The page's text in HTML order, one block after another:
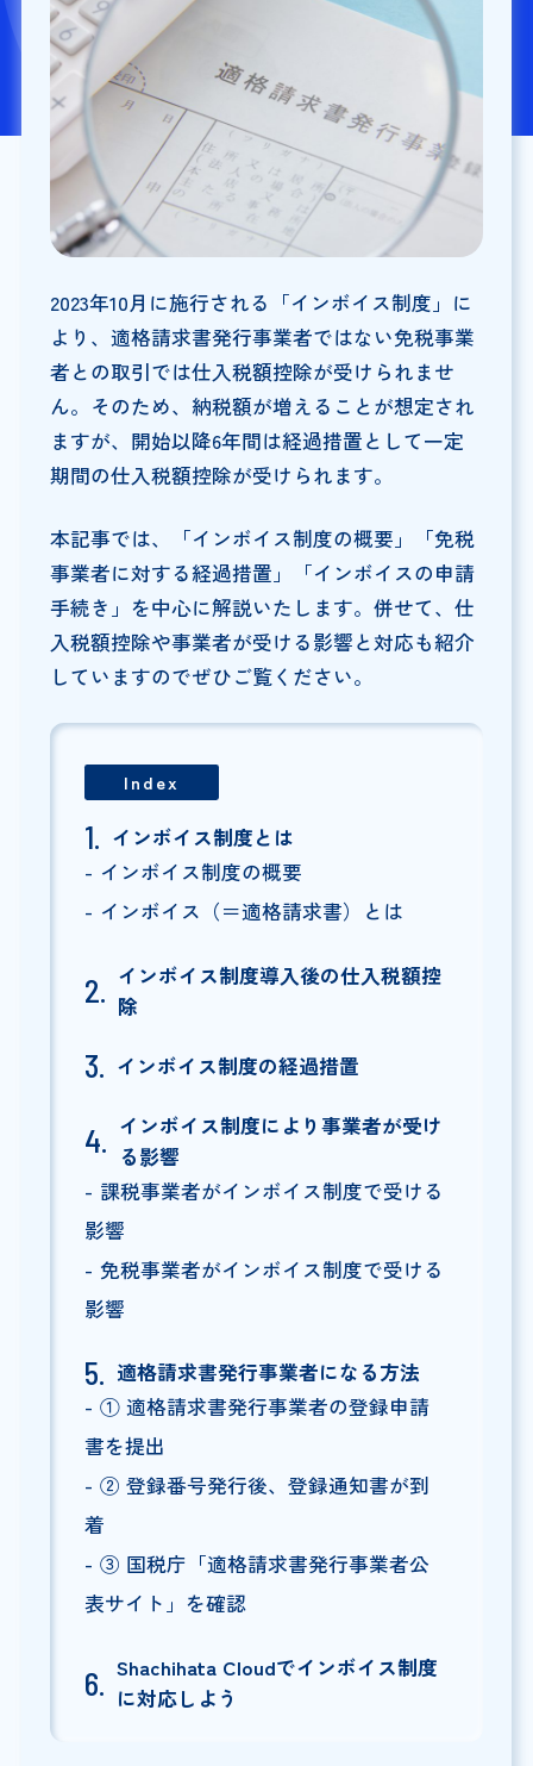
2023年10月に施行される「インボイス制度」に
より、適格請求書発行事業者ではない免税事業
者との取引では仕入税額控除が受けられませ
ん。そのため、納税額が増えることが想定され
ますが、開始以降6年間は経過措置として一定
期間の仕入税額控除が受けられます。
本記事では、「インボイス制度の概要」「免税
事業者に対する経過措置」「インボイスの申請
手続き」を中心に解説いたします。併せて、仕
入税額控除や事業者が受ける影響と対応も紹介
していますのでぜひご覧ください。
Index
インボイス制度とは
インボイス制度の概要
インボイス（＝適格請求書）とは
インボイス制度導入後の仕入税額控
除
インボイス制度の経過措置
インボイス制度により事業者が受け
る影響
課税事業者がインボイス制度で受ける
影響
免税事業者がインボイス制度で受ける
影響
適格請求書発行事業者になる方法
① 適格請求書発行事業者の登録申請
書を提出
② 登録番号発行後、登録通知書が到
着
③ 国税庁「適格請求書発行事業者公
表サイト」を確認
Shachihata Cloudでインボイス制度
に対応しよう